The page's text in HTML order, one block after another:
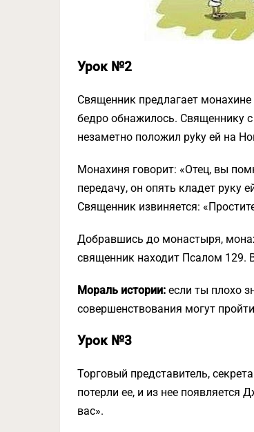
Урок №2
Священник предлагает монахине
бедpo oбнaжилocь. Священнику
нeзaметно пoлoжил pyky ей на
Монахиня говорит: «Отец, вы
передачу, он опять кладет руку
Священник извиняется:
Добравшись до монастыря,
священник находит Псалом 129.
Мораль истории: если ты плохо
совершенствования могут
Урок №3
Торговый представитель,
потерли ее, и из нее
вас».